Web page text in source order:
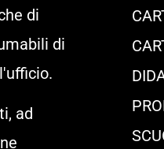
di
di
ad